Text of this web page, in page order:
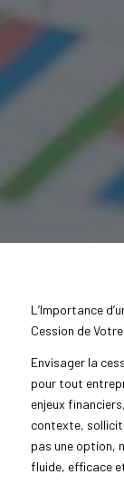
L’Importance
Cession de
Envisager la
pour tout
enjeux
contexte,
pas une option,
fluide, efficace